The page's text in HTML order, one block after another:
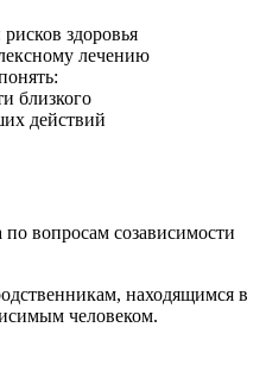
здоровья
лечению
близкого
действий
вопросам созависимости
находящимся в
человеком.